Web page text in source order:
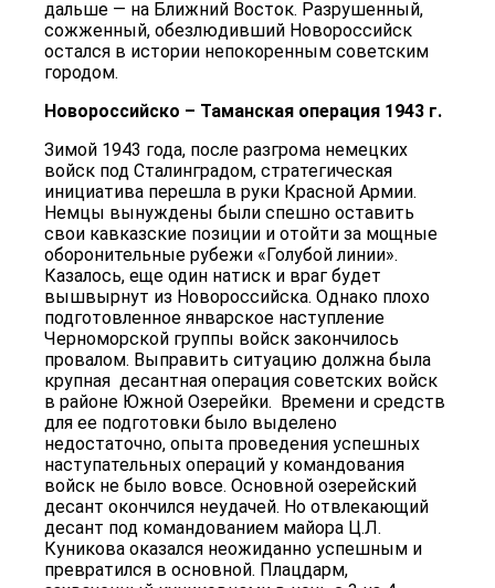
дальше — на Ближний Восток. Разрушенный,
сожженный, обезлюдивший Новороссийск
остался в истории непокоренным советским
городом.
Новороссийско – Таманская операция 1943 г.
Зимой 1943 года, после разгрома немецких
войск под Сталинградом, стратегическая
инициатива перешла в руки Красной Армии.
Немцы вынуждены были спешно оставить
свои кавказские позиции и отойти за мощные
оборонительные рубежи «Голубой линии».
Казалось, еще один натиск и враг будет
вышвырнут из Новороссийска. Однако плохо
подготовленное январское наступление
Черноморской группы войск закончилось
провалом. Выправить ситуацию должна была
крупная десантная операция советских войск
в районе Южной Озерейки. Времени и средств
для ее подготовки было выделено
недостаточно, опыта проведения успешных
наступательных операций у командования
войск не было вовсе. Основной озерейский
десант окончился неудачей. Но отвлекающий
десант под командованием майора Ц.Л.
Куникова оказался неожиданно успешным и
превратился в основной. Плацдарм,